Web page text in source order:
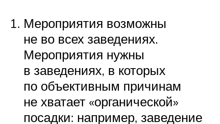
Мероприятия возможны
не во всех заведениях.
Мероприятия нужны
в заведениях, в которых
по объективным причинам
не хватает «органической»
посадки: например, заведение